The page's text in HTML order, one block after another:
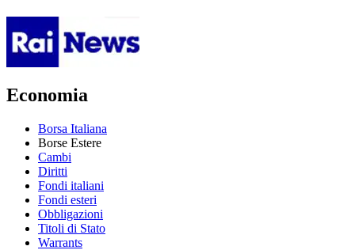
Economia
Borsa Italiana
Borse Estere
Cambi
Diritti
Fondi italiani
Fondi esteri
Obbligazioni
Titoli di Stato
Warrants